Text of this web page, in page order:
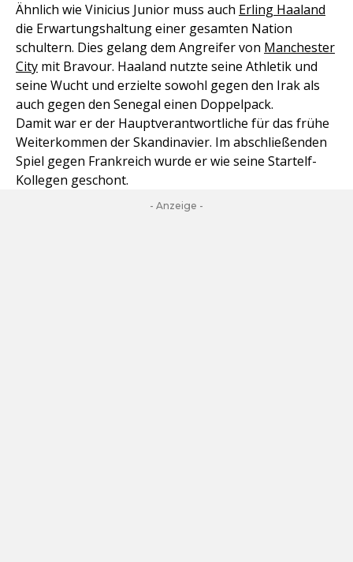
Ähnlich wie Vinicius Junior muss auch Erling Haaland
die Erwartungshaltung einer gesamten Nation
schultern. Dies gelang dem Angreifer von Manchester
City mit Bravour. Haaland nutzte seine Athletik und
seine Wucht und erzielte sowohl gegen den Irak als
auch gegen den Senegal einen Doppelpack.
Damit war er der Hauptverantwortliche für das frühe
Weiterkommen der Skandinavier. Im abschließenden
Spiel gegen Frankreich wurde er wie seine Startelf-
Kollegen geschont.
- Anzeige -